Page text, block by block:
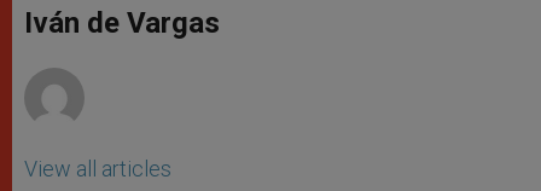
p
p
g
e
o
k
r
Iván de Vargas
View all articles